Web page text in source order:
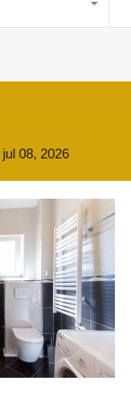
jul 08, 2026